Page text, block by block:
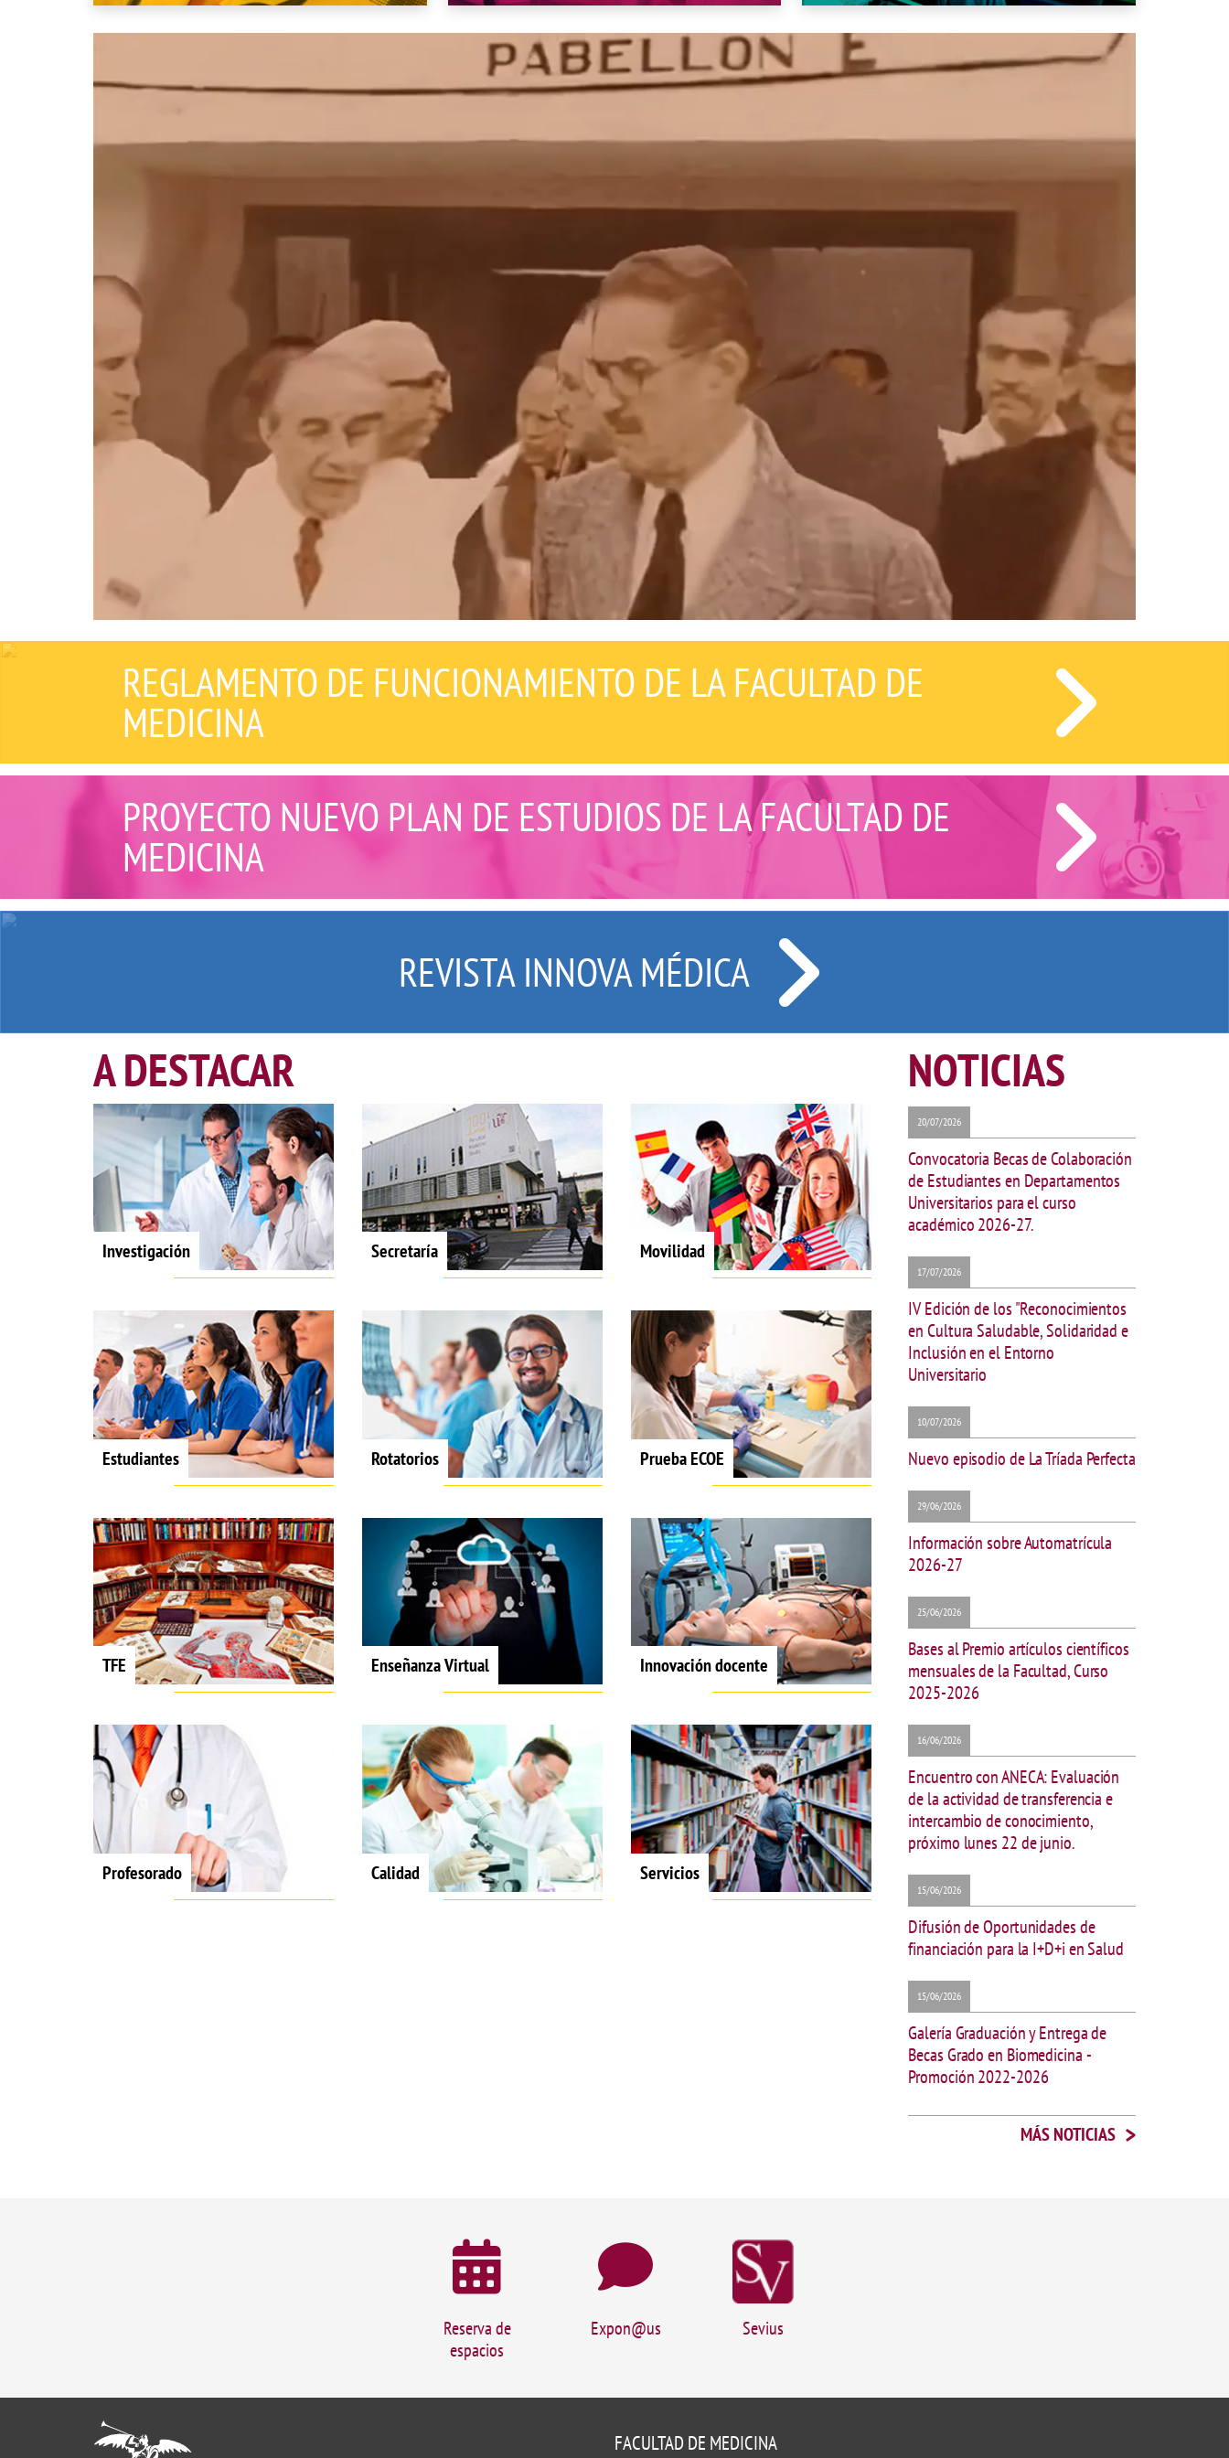
REGLAMENTO DE FUNCIONAMIENTO DE LA FACULTAD DE
MEDICINA
PROYECTO NUEVO PLAN DE ESTUDIOS DE LA FACULTAD DE
MEDICINA
REVISTA INNOVA MÉDICA
A DESTACAR
Investigación Secretaría Movilidad
Estudiantes Rotatorios Prueba ECOE
TFE Enseñanza Virtual Innovación docente
Profesorado Calidad Servicios
NOTICIAS
20/07/2026
Convocatoria Becas de Colaboración
de Estudiantes en Departamentos
Universitarios para el curso
académico 2026-27.
17/07/2026
IV Edición de los "Reconocimientos
en Cultura Saludable, Solidaridad e
Inclusión en el Entorno
Universitario
10/07/2026
Nuevo episodio de La Tríada Perfecta
29/06/2026
Información sobre Automatrícula
2026-27
25/06/2026
Bases al Premio artículos científicos
mensuales de la Facultad, Curso
2025-2026
16/06/2026
Encuentro con ANECA: Evaluación
de la actividad de transferencia e
intercambio de conocimiento,
próximo lunes 22 de junio.
15/06/2026
Difusión de Oportunidades de
financiación para la I+D+i en Salud
15/06/2026
Galería Graduación y Entrega de
Becas Grado en Biomedicina -
Promoción 2022-2026
MÁS NOTICIAS >
Reserva de
espacios
Expon@us Sevius
FACULTAD DE MEDICINA